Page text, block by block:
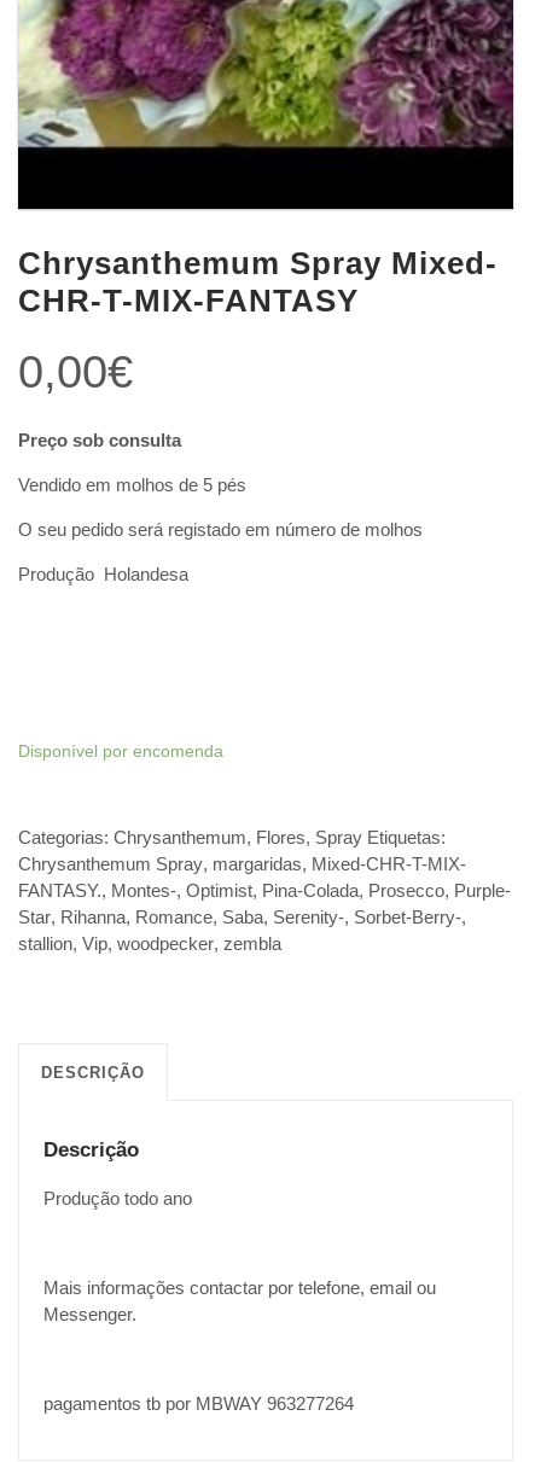
Chrysanthemum Spray Mixed-
CHR-T-MIX-FANTASY
0,00€
Preço sob consulta
Vendido em molhos de 5 pés
O seu pedido será registado em número de molhos
Produção Holandesa
Disponível por encomenda
Categorias: Chrysanthemum, Flores, Spray Etiquetas:
Chrysanthemum Spray, margaridas, Mixed-CHR-T-MIX-
FANTASY., Montes-, Optimist, Pina-Colada, Prosecco, Purple-
Star, Rihanna, Romance, Saba, Serenity-, Sorbet-Berry-,
stallion, Vip, woodpecker, zembla
DESCRIÇÃO
Descrição
Produção todo ano
Mais informações contactar por telefone, email ou
Messenger.
pagamentos tb por MBWAY 963277264